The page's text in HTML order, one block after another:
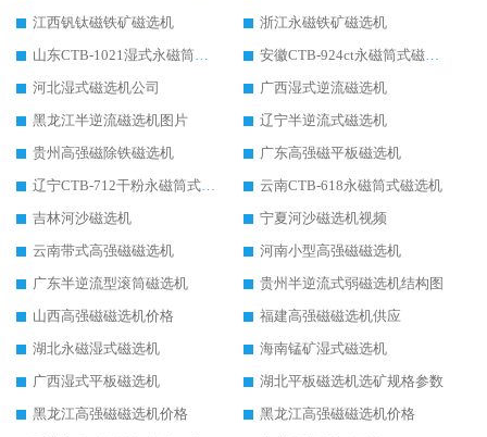
江西钒钛磁铁矿磁选机
浙江永磁铁矿磁选机
山东CTB-1021湿式永磁筒式磁选机
安徽CTB-924ct永磁筒式磁选机
河北湿式磁选机公司
广西湿式逆流磁选机
黑龙江半逆流磁选机图片
辽宁半逆流式磁选机
贵州高强磁除铁磁选机
广东高强磁平板磁选机
辽宁CTB-712干粉永磁筒式磁选机
云南CTB-618永磁筒式磁选机
吉林河沙磁选机
宁夏河沙磁选机视频
云南带式高强磁磁选机
河南小型高强磁磁选机
广东半逆流型滚筒磁选机
贵州半逆流式弱磁选机结构图
山西高强磁磁选机价格
福建高强磁磁选机供应
湖北永磁湿式磁选机
海南锰矿湿式磁选机
广西湿式平板磁选机
湖北平板磁选机选矿规格参数
黑龙江高强磁磁选机价格
黑龙江高强磁磁选机价格